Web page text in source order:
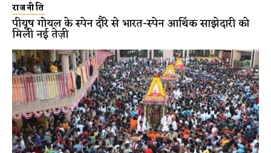
राजनीति
पीयूष गोयल के स्पेन दौरे से भारत-स्पेन आर्थिक साझेदारी को
मिली नई तेज़ी